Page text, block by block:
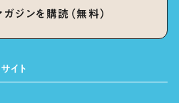
ガジンを購読（無料）
イト